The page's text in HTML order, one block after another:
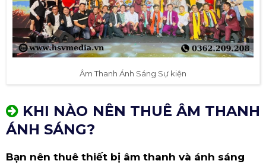
Âm Thanh Ánh Sáng Sự kiện
KHI NÀO NÊN THUÊ ÂM THANH
ÁNH SÁNG?
Bạn nên thuê thiết bị âm thanh và ánh sáng